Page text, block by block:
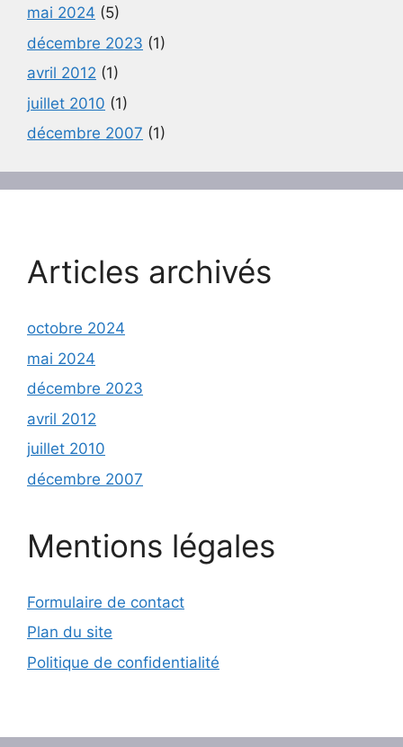
mai 2024 (5)
décembre 2023 (1)
avril 2012 (1)
juillet 2010 (1)
décembre 2007 (1)
Articles archivés
octobre 2024
mai 2024
décembre 2023
avril 2012
juillet 2010
décembre 2007
Mentions légales
Formulaire de contact
Plan du site
Politique de confidentialité